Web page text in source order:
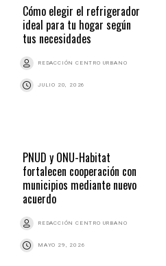
Cómo elegir el refrigerador
ideal para tu hogar según
tus necesidades
REDACCIÓN CENTRO URBANO
JULIO 20, 2026
PNUD y ONU-Habitat
fortalecen cooperación con
municipios mediante nuevo
acuerdo
REDACCIÓN CENTRO URBANO
MAYO 29, 2026